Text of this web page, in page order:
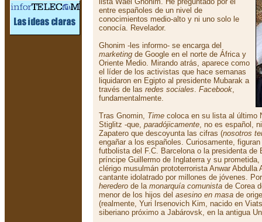
entre españoles de un nivel de
conocimientos medio-alto y ni uno solo le
conocía. Revelador.
Ghonim -les informo- se encarga del
marketing de Google en el norte de África y
Oriente Medio. Mirando atrás, aparece como
el líder de los activistas que hace semanas
liquidaron en Egipto al presidente Mubarak a
través de las redes sociales. Facebook,
fundamentalmente.
Tras Gnomin, Time coloca en su lista al último
Stiglitz -que, paradójicamente, no es español,
Zapatero que descoyunta las cifras (nosotros
engañar a los españoles. Curiosamente,
futbolista del F.C. Barcelona o la presidenta de
príncipe Guillermo de Inglaterra y su
clérigo musulmán prototerrorista Anwar
cantante idolatrado por millones de jóvenes.
heredero de la monarquía comunista de Corea
menor de los hijos del asesino en masa de
(realmente, Yuri Irsenovich Kim, nacido en
siberiano próximo a Jabárovsk, en la antigua